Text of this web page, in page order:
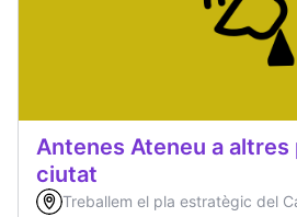
Antenes Ateneu a altres
ciutat
Treballem el pla estratègic del